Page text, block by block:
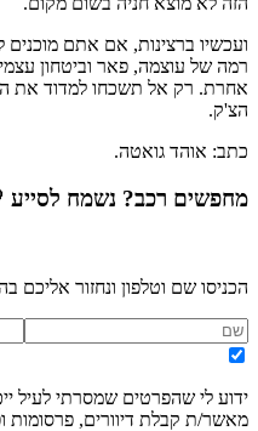
ועכשיו ברצינות, אם אתם מוכנים
רמה של עוצמה, פאר וביטחון
אחרת. רק אל תשכחו למדוד את
הצ'ק.
כתב: אוהד גואטה.
מחפשים רכב? נשמח לסייע
הכניסו שם וטלפון ונחזור אליכם
ידוע לי שהפרטים שמסרתי לעיל
מאשר/ת קבלת דיוורים, פרסומות